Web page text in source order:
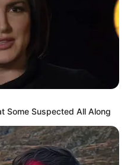
Some Suspected All Along